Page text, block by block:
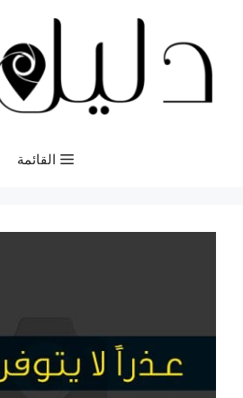
المحتوى
القائمة